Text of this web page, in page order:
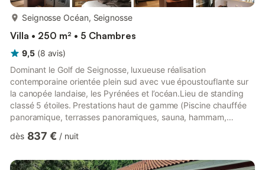
Seignosse Océan, Seignosse
Villa • 250 m² • 5 Chambres
9,5 (8 avis)
Dominant le Golf de Seignosse, luxueuse réalisation
contemporaine orientée plein sud avec vue époustouflante sur
la canopée landaise, les Pyrénées et l’océan.Lieu de standing
classé 5 étoiles. Prestations haut de gamme (Piscine chauffée
panoramique, terrasses panoramiques, sauna, hammam,
intégré, ascenseur, mobilier contemporain ...) Située au
est composée de :- 5 chambres avec salle de bain privée, dont
dès 837 € / nuit